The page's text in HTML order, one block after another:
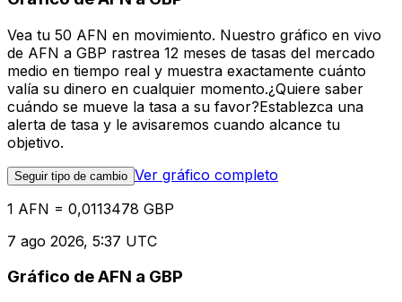
Vea tu 50 AFN en movimiento. Nuestro gráfico en vivo
de AFN a GBP rastrea 12 meses de tasas del mercado
medio en tiempo real y muestra exactamente cuánto
valía su dinero en cualquier momento.¿Quiere saber
cuándo se mueve la tasa a su favor?Establezca una
alerta de tasa y le avisaremos cuando alcance tu
objetivo.
Seguir tipo de cambio Ver gráfico completo
1 AFN = 0,0113478 GBP
7 ago 2026, 5:37 UTC
Gráfico de AFN a GBP